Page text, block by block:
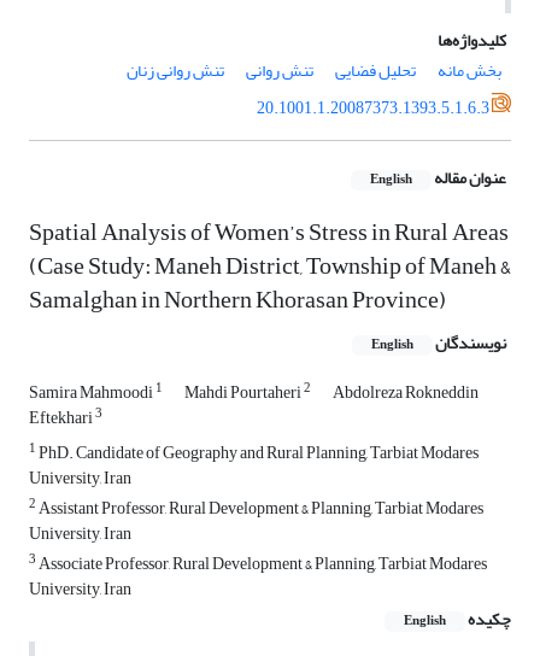
کلیدواژه‌ها
بخش مانه
تحلیل فضایی تنش روانی
تنش روانی زنان
20.1001.1.20087373.1393.5.1.6.3
عنوان مقاله English
Spatial Analysis of Women’s Stress in Rural Areas
(Case Study: Maneh District, Township of Maneh &
Samalghan in Northern Khorasan Province)
نویسندگان English
Samira Mahmoodi1 Mahdi Pourtaheri2 Abdolreza Rokneddin
Eftekhari3
1PhD. Candidate of Geography and Rural Planning, Tarbiat Modares
University, Iran
2Assistant Professor, Rural Development & Planning, Tarbiat Modares
University, Iran
3Associate Professor, Rural Development & Planning, Tarbiat Modares
University, Iran
چکیده
English